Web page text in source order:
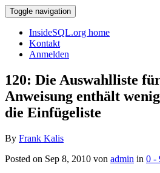
Toggle navigation
InsideSQL.org home
Kontakt
Anmelden
120: Die Auswahlliste
Anweisung enthält
die Einfügeliste
By Frank Kalis
Posted on Sep 8, 2010 von admin in 0 -